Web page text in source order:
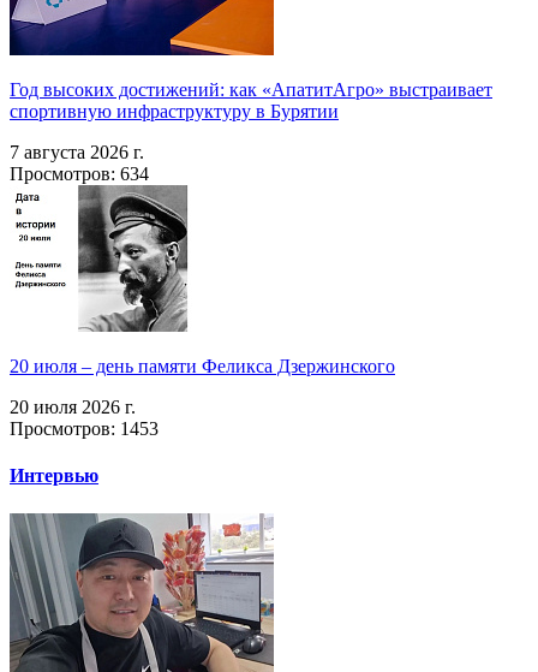
Год высоких достижений: как «АпатитАгро» выстраивает
спортивную инфраструктуру в Бурятии
7 августа 2026 г.
Просмотров: 634
20 июля – день памяти Феликса Дзержинского
20 июля 2026 г.
Просмотров: 1453
Интервью